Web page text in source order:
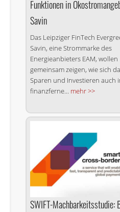
Funktionen in
Savin
Das Leipziger FinTech
Savin, eine Strommarke des
Energieanbieters EAM, wollen
gemeinsam zeigen, wie sich
Sparen und Investieren auch
finanzferne... mehr >>
SWIFT-Machbarkeitsstudie: